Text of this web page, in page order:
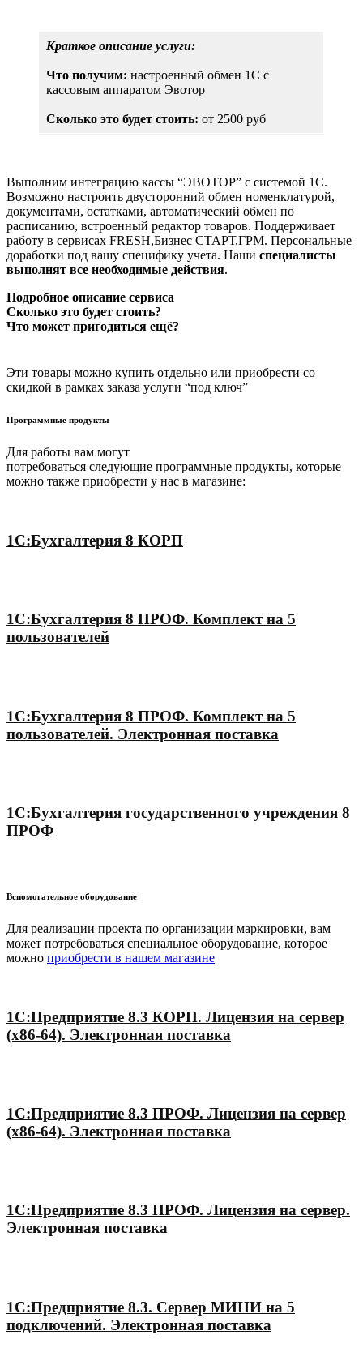
Краткое описание услуги:
Что получим: настроенный обмен 1С с
кассовым аппаратом Эвотор
Сколько это будет стоить: от 2500 руб
Выполним интеграцию кассы “ЭВОТОР” с системой 1С.
Возможно настроить двусторонний обмен номенклатурой,
документами, остатками, автоматический обмен по
расписанию, встроенный редактор товаров. Поддерживает
работу в сервисах FRESH,Бизнес СТАРТ,ГРМ. Персональные
доработки под вашу специфику учета. Наши специалисты
выполнят все необходимые действия.
Подробное описание сервиса
Сколько это будет стоить?
Что может пригодиться ещё?
Эти товары можно купить отдельно или приобрести со
скидкой в рамках заказа услуги “под ключ”
Программные продукты
Для работы вам могут
потребоваться следующие программные продукты, которые
можно также приобрести у нас в магазине:
1С:Бухгалтерия 8 КОРП
1С:Бухгалтерия 8 ПРОФ. Комплект на 5
пользователей
1С:Бухгалтерия 8 ПРОФ. Комплект на 5
пользователей. Электронная поставка
1С:Бухгалтерия государственного учреждения 8
ПРОФ
Вспомогательное оборудование
Для реализации проекта по организации маркировки, вам
может потребоваться специальное оборудование, которое
можно приобрести в нашем магазине
1С:Предприятие 8.3 КОРП. Лицензия на сервер
(x86-64). Электронная поставка
1С:Предприятие 8.3 ПРОФ. Лицензия на сервер
(x86-64). Электронная поставка
1С:Предприятие 8.3 ПРОФ. Лицензия на сервер.
Электронная поставка
1С:Предприятие 8.3. Сервер МИНИ на 5
подключений. Электронная поставка